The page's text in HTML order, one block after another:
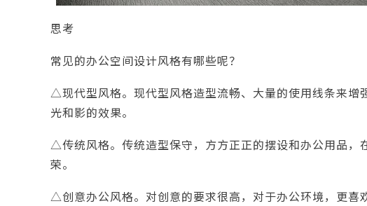
思考
常见的办公空间设计风格有哪些呢？
△现代型风格。现代型风格造型流畅、大量的使用线条来增
光和影的效果。
△传统风格。传统造型保守，方方正正的摆设和办公用品，
荣。
△创意办公风格。对创意的要求很高，对于办公环境，更喜